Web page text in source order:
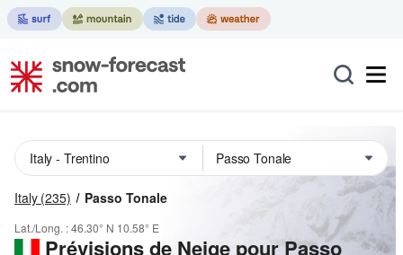
Italy (235) Passo Tonale
Lat./Long. :46.30° N 10.58° E
Prévisions de Neige pour Passo